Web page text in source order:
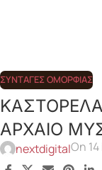
ΣΥΝΤΑΓΈΣ ΟΜΟΡΦΙΆΣ
ΑΡΧΑΙΟ
nextdigitalOn